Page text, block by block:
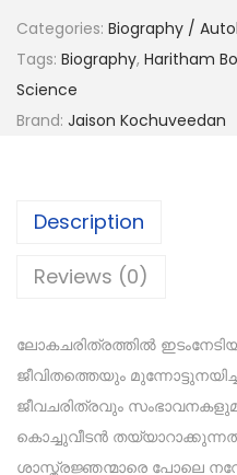
Categories: Biography /
Tags: Biography, Haritham
Science
Brand: Jaison Kochuveedan
Description
Reviews (0)
ലോകചരിത്രത്തിൽ
ജീവിതത്തെയും
ജീവചരിത്രവും
കൊച്ചുവീടൻ
ശാസ്ത്രജ്ഞന്മാരെ പോലെ